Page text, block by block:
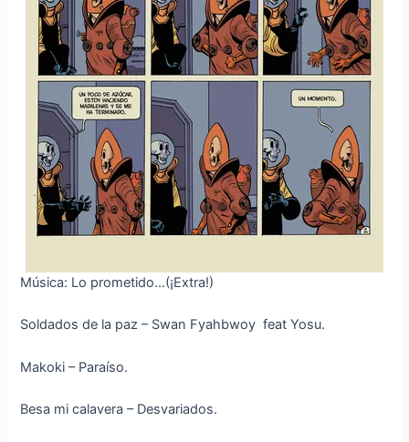
Música: Lo prometido…(¡Extra!)
Soldados de la paz – Swan Fyahbwoy feat Yosu.
Makoki – Paraíso.
Besa mi calavera – Desvariados.